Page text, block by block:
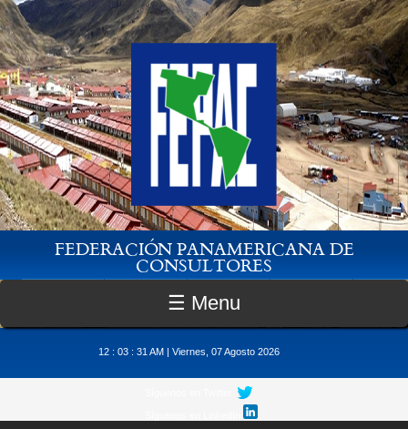
Pasar al contenido principal
FEDERACIÓN PANAMERICANA DE
CONSULTORES
☰ Menu
12 : 03 : 32 AM | Viernes, 07 Agosto 2026